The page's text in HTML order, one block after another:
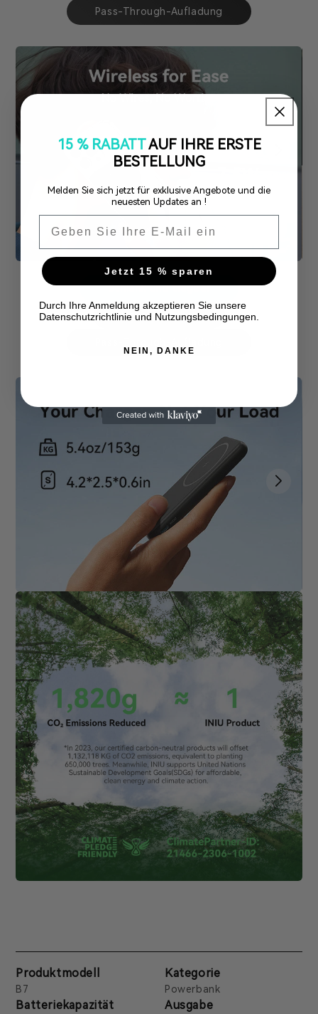
Pass-Through-Aufladung
Schlank und tragbar
Hautfreundlich
Produktmodell
B7
Kategorie
Powerbank
Batteriekapazität Ausgabe
15 % RABATTAUF IHRE ERSTE
BESTELLUNG
Melden Sie sich jetzt für exklusive Angebote und die
neuesten Updates an !
Jetzt 15 % sparen
Durch Ihre Anmeldung akzeptieren Sie unsere
Datenschutzrichtlinie und Nutzungsbedingungen.
NEIN, DANKE